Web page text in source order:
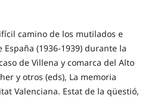
camino de los mutilados e
(1936-1939) durante la
de Villena y comarca del Alto
y otros (eds), La memoria
Valenciana. Estat de la qüestió,